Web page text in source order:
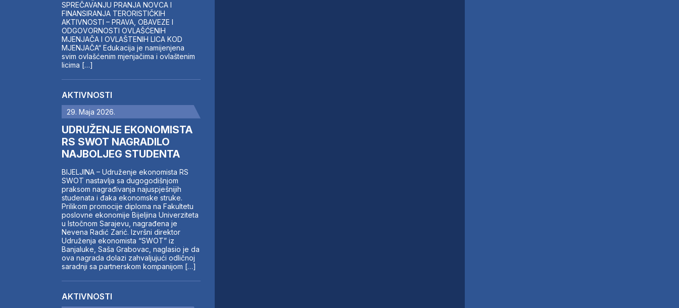
SPREČAVANJU PRANJA NOVCA I
FINANSIRANJA TERORISTIČKIH
AKTIVNOSTI – PRAVA, OBAVEZE I
ODGOVORNOSTI OVLAŠĆENIH
MJENJAČA I OVLAŠTENIH LICA KOD
MJENJAČA“ Edukacija je namijenjena
svim ovlašćenim mjenjačima i ovlaštenim
licima […]
AKTIVNOSTI
29. Maja 2026.
UDRUŽENJE EKONOMISTA
RS SWOT NAGRADILO
NAJBOLJEG STUDENTA
BIJELJINA – Udruženje ekonomista RS
SWOT nastavlja sa dugogodišnjom
praksom nagrađivanja najuspješnijih
studenata i đaka ekonomske struke.
Prilikom promocije diploma na Fakultetu
poslovne ekonomije Bijeljina Univerziteta
u Istočnom Sarajevu, nagrađena je
Nevena Radić Zarić. Izvršni direktor
Udruženja ekonomista “SWOT” iz
Banjaluke, Saša Grabovac, naglasio je da
ova nagrada dolazi zahvaljujući odličnoj
saradnji sa partnerskom kompanijom […]
AKTIVNOSTI